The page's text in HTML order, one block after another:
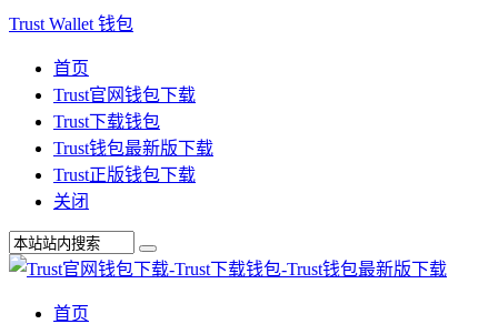
Trust Wallet 钱包
首页
Trust官网钱包下载
Trust下载钱包
Trust钱包最新版下载
Trust正版钱包下载
关闭
首页